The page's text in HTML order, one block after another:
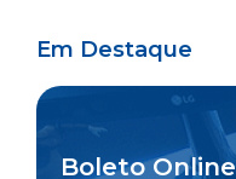
Em Destaque
Boleto Online